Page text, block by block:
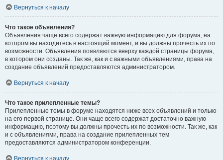
Вернуться к началу
Что такое объявления?
Объявления чаще всего содержат важную информацию для форума, на
котором вы находитесь в настоящий момент, и вы должны прочесть их по
возможности. Объявления появляются вверху каждой страницы форума,
в котором они созданы. Так же, как и с важными объявлениями, права на
создание объявлений предоставляются администратором.
Вернуться к началу
Что такое прилепленные темы?
Прилепленные темы в форуме находятся ниже всех объявлений и только
на его первой странице. Они чаще всего содержат достаточно важную
информацию, поэтому вы должны прочесть их по возможности. Так же, как
и с объявлениями, права на создание прилепленных тем
предоставляются администратором конференции.
Вернуться к началу